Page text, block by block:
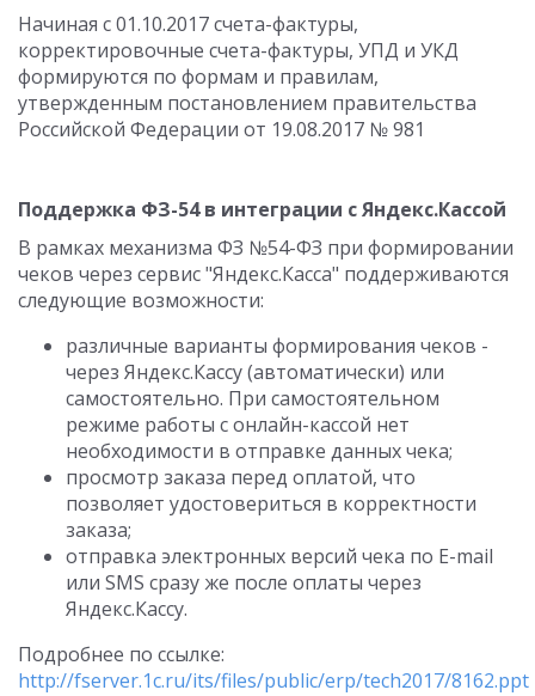
Начиная с 01.10.2017 счета-фактуры,
корректировочные счета-фактуры, УПД и УКД
формируются по формам и правилам,
утвержденным постановлением правительства
Российской Федерации от 19.08.2017 № 981
Поддержка ФЗ-54 в интеграции с Яндекс.Кассой
В рамках механизма ФЗ №54-ФЗ при формировании
чеков через сервис "Яндекс.Касса" поддерживаются
следующие возможности:
различные варианты формирования чеков -
через Яндекс.Кассу (автоматически) или
самостоятельно. При самостоятельном
режиме работы с онлайн-кассой нет
необходимости в отправке данных чека;
просмотр заказа перед оплатой, что
позволяет удостовериться в корректности
заказа;
отправка электронных версий чека по E-mail
или SMS сразу же после оплаты через
Яндекс.Кассу.
Подробнее по ссылке:
http://fserver.1c.ru/its/files/public/erp/tech2017/8162.ppt